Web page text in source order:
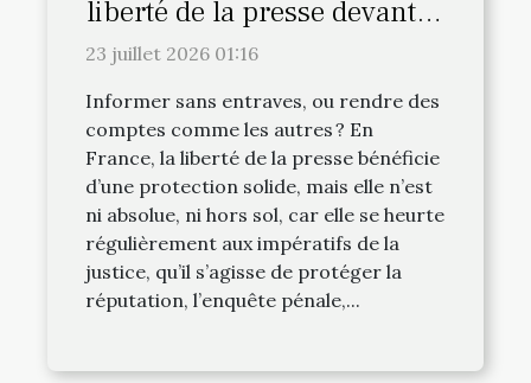
liberté de la presse devant la
justice française ?
23 juillet 2026 01:16
Informer sans entraves, ou rendre des
comptes comme les autres ? En
France, la liberté de la presse bénéficie
d’une protection solide, mais elle n’est
ni absolue, ni hors sol, car elle se heurte
régulièrement aux impératifs de la
justice, qu’il s’agisse de protéger la
réputation, l’enquête pénale,...